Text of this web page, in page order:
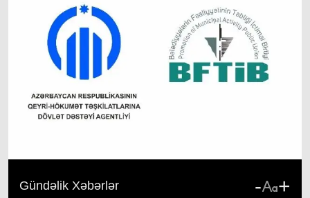
Gündəlik Xəbərlər - +